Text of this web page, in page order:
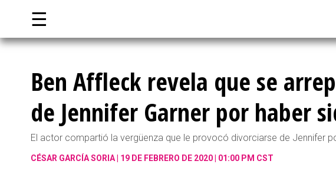
☰
Ben Affleck revela que se
de Jennifer Garner por haber
El actor compartió la vergüenza que le provocó divorciarse de Jennifer
CÉSAR GARCÍA SORIA 19 DE FEBRERO DE 2020 | 01:00 PM CST